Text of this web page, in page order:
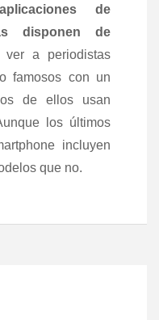
de
disponen de
a periodistas
famosos con un
de ellos usan
los últimos
incluyen
que no.